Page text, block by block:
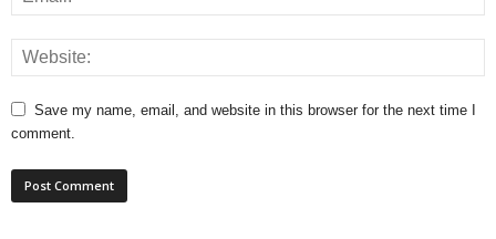
Save my name, email, and website in this browser for the next time I
comment.